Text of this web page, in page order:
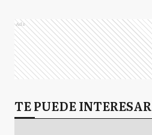
Ads
TE PUEDE INTERESAR